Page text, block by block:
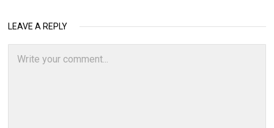
LEAVE A REPLY